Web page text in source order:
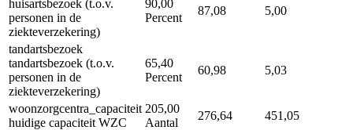
huisartsbezoek (t.o.v.
personen in de
ziekteverzekering)
90,00
Percent
87,08 5,00
tandartsbezoek
tandartsbezoek (t.o.v.
personen in de
ziekteverzekering)
65,40
Percent
60,98 5,03
woonzorgcentra_capaciteit
huidige capaciteit WZC
205,00
Aantal
276,64
451,05